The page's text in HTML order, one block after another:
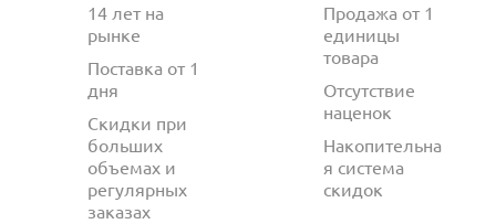
14 лет на
рынке
Поставка от 1
дня
Скидки при
больших
объемах и
регулярных
заказах
Продажа от 1
единицы
товара
Отсутствие
наценок
Накопительна
я система
скидок